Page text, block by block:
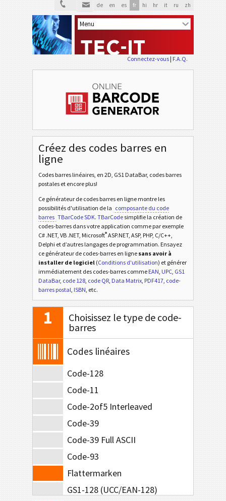
de en es fr hi hr it ru zh
Connectez-vous| F.A.Q.
Créez des codes barres en
ligne
Codes barres linéaires, en 2D, GS1 DataBar, codes barres
postales et encore plus!
Ce générateur de codes barres en ligne montre les
possibilités d'utilisation de la composante du code
barres TBarCode SDK. TBarCodesimplifie la création de
codes-barres dans votre application comme par exemple
C# .NET, VB .NET, Microsoft®ASP.NET, ASP, PHP, C/C++,
Delphi et d’autres langages de programmation. Ensayez
ce générateur de codes-barres en ligne sans avoir à
installer de logiciel (Conditions d'utilisation) et générer
immédiatement des codes-barres comme EAN, UPC, GS1
DataBar, code 128, code QR, Data Matrix, PDF417, code-
barres postal, ISBN, etc.
1
Choisissez le type de code-
barres
Codes linéaires
Code-128
Code-11
Code-2of5 Interleaved
Code-39
Code-39 Full ASCII
Code-93
Flattermarken
GS1-128 (UCC/EAN-128)